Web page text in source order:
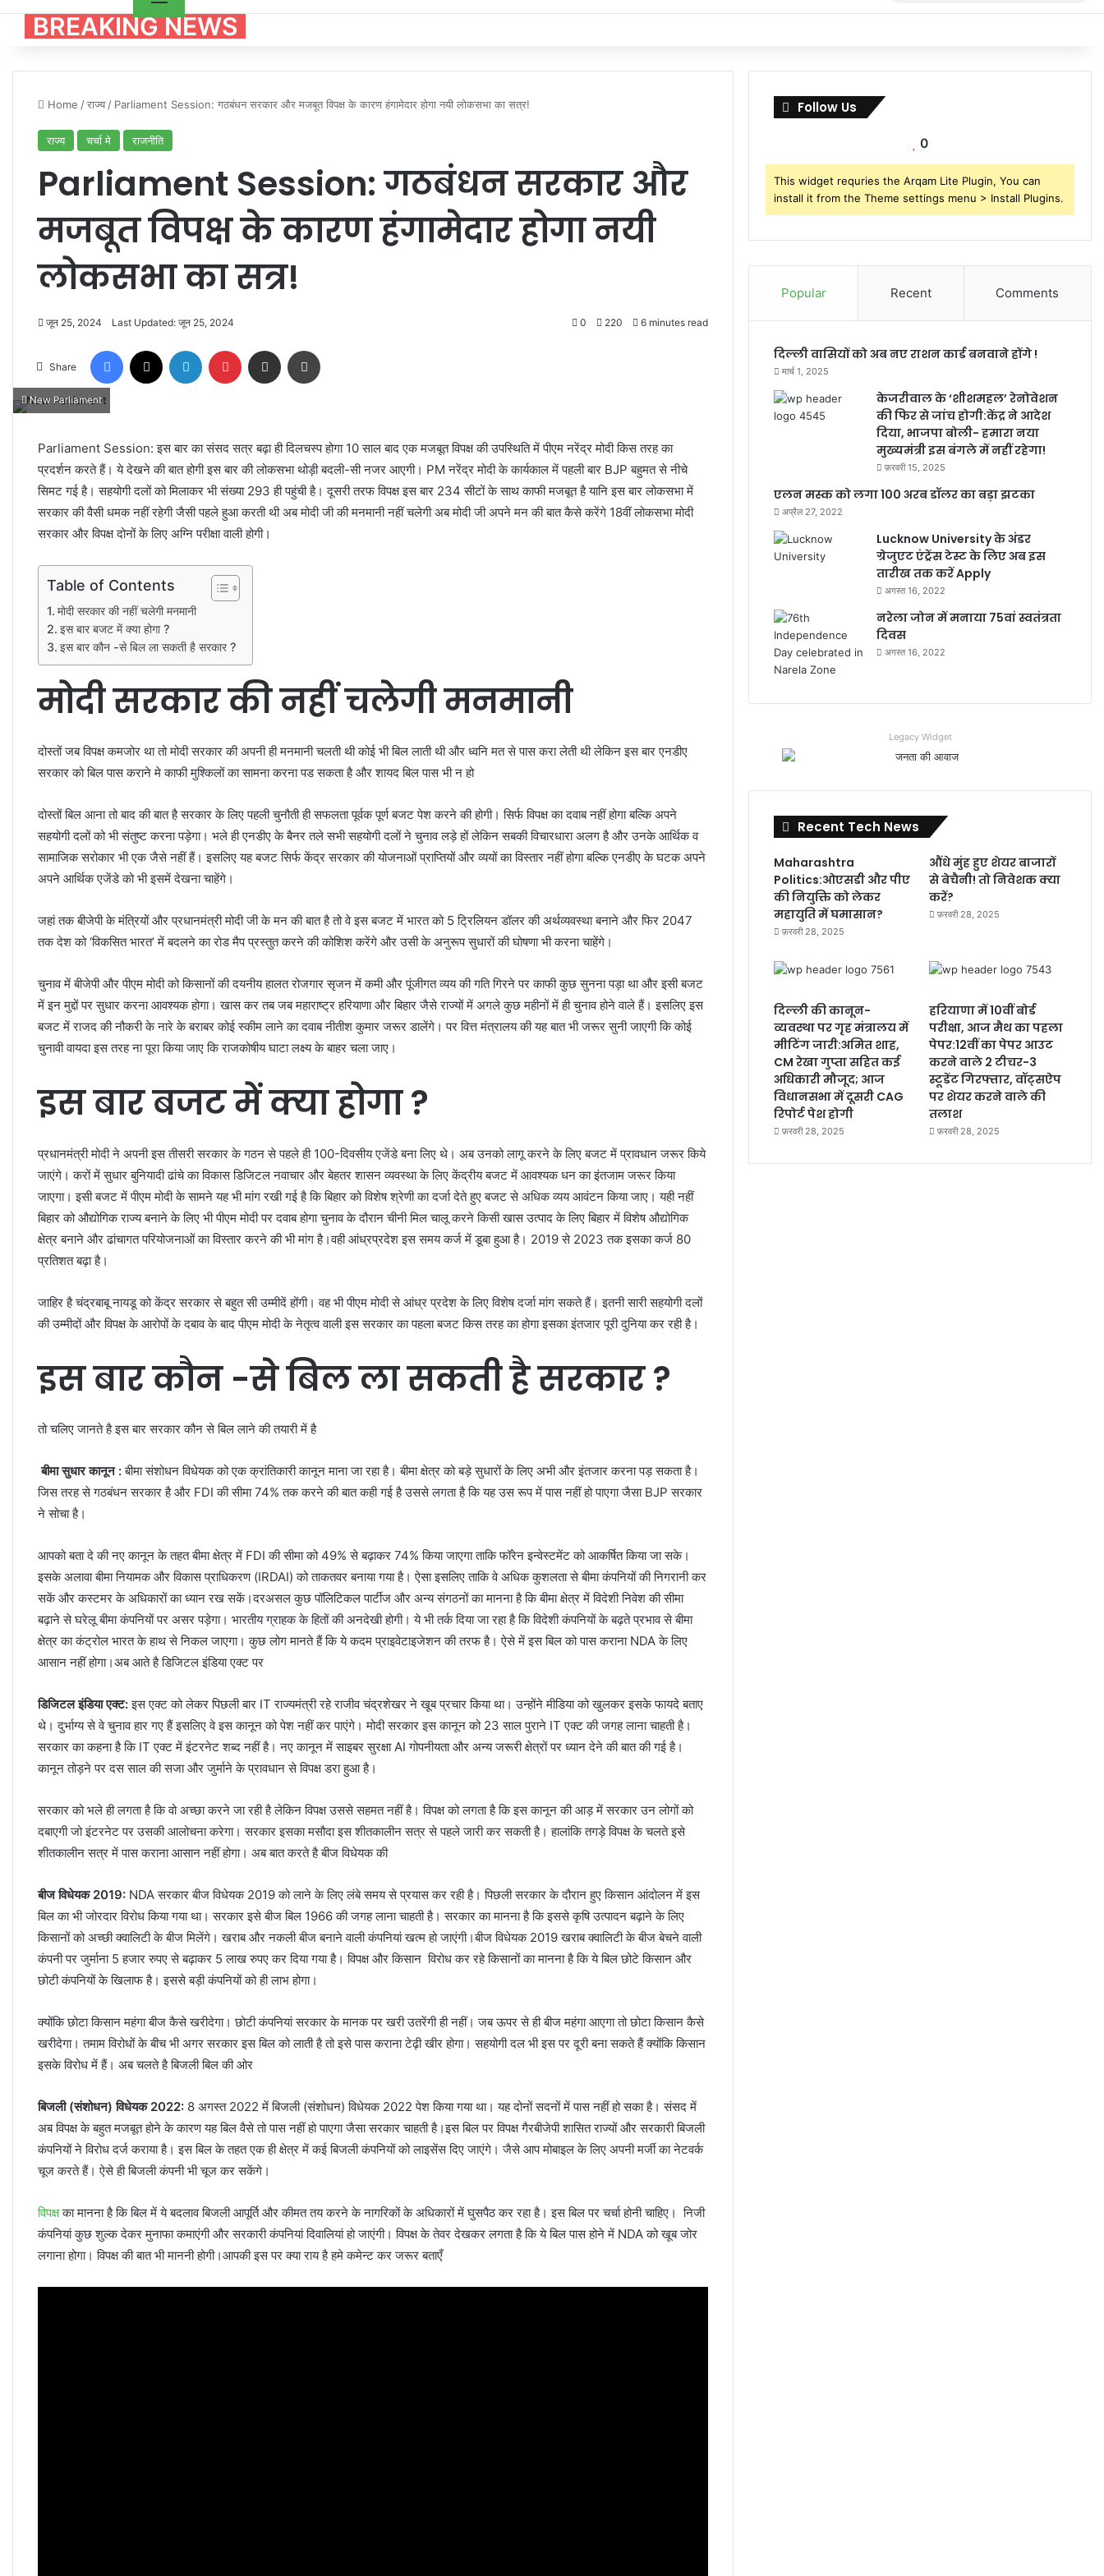
for
BREAKING NEWS
Home /राज्य / Parliament Session: गठबंधन सरकार और मजबूत विपक्ष के कारण हंगामेदार होगा नयी लोकसभा का सत्र!
राज्य चर्चा मे राजनीति
Parliament Session: गठबंधन सरकार और
मजबूत विपक्ष के कारण हंगामेदार होगा नयी
लोकसभा का सत्र!
जून 25, 2024 Last Updated: जून 25, 2024 0 220 6 minutes read
Share
Facebook LinkedIn Pinterest Share via Email
New Parliament
Parliament Session: इस बार का संसद सत्र बढ़ा ही दिलचस्प होगा 10 साल बाद एक मजबूत विपक्ष की उपस्थिति में पीएम नरेंद्र मोदी किस तरह का
प्रदर्शन करते हैं। ये देखने की बात होगी इस बार की लोकसभा थोड़ी बदली-सी नजर आएगी। PM नरेंद्र मोदी के कार्यकाल में पहली बार BJP बहुमत से नीचे
सिमट गई है। सहयोगी दलों को मिलाकर भी संख्या 293 ही पहुंची है। दूसरी तरफ विपक्ष इस बार 234 सीटों के साथ काफी मजबूत है यानि इस बार लोकसभा में
सरकार की वैसी धमक नहीं रहेगी जैसी पहले हुआ करती थी अब मोदी जी की मनमानी नहीं चलेगी अब मोदी जी अपने मन की बात कैसे करेंगे 18वीं लोकसभा मोदी
सरकार और विपक्ष दोनों के लिए अग्नि परीक्षा वाली होगी।
Table of Contents
मोदी सरकार की नहीं चलेगी मनमानी
इस बार बजट में क्या होगा ?
इस बार कौन -से बिल ला सकती है सरकार ?
मोदी सरकार की नहीं चलेगी मनमानी
दोस्तों जब विपक्ष कमजोर था तो मोदी सरकार की अपनी ही मनमानी चलती थी कोई भी बिल लाती थी और ध्वनि मत से पास करा लेती थी लेकिन इस बार एनडीए
सरकार को बिल पास कराने मे काफी मुश्किलों का सामना करना पड सकता है और शायद बिल पास भी न हो
दोस्तों बिल आना तो बाद की बात है सरकार के लिए पहली चुनौती ही सफलता पूर्वक पूर्ण बजट पेश करने की होगी। सिर्फ विपक्ष का दवाब नहीं होगा बल्कि अपने
सहयोगी दलों को भी संतुष्ट करना पड़ेगा। भले ही एनडीए के बैनर तले सभी सहयोगी दलों ने चुनाव लड़े हों लेकिन सबकी विचारधारा अलग है और उनके आर्थिक व
सामाजिक सरोकार भी एक जैसे नहीं हैं। इसलिए यह बजट सिर्फ केंद्र सरकार की योजनाओं प्राप्तियों और व्ययों का विस्तार नहीं होगा बल्कि एनडीए के घटक अपने
अपने आर्थिक एजेंडे को भी इसमें देखना चाहेंगे।
जहां तक बीजेपी के मंत्रियों और प्रधानमंत्री मोदी जी के मन की बात है तो वे इस बजट में भारत को 5 ट्रिलियन डॉलर की अर्थव्यवस्था बनाने और फिर 2047
तक देश को ‘विकसित भारत’ में बदलने का रोड मैप प्रस्तुत करने की कोशिश करेंगे और उसी के अनुरूप सुधारों की घोषणा भी करना चाहेंगे।
चुनाव में बीजेपी और पीएम मोदी को किसानों की दयनीय हालत रोजगार सृजन में कमी और पूंजीगत व्यय की गति गिरने पर काफी कुछ सुनना पड़ा था और इसी बजट
में इन मुद्दों पर सुधार करना आवश्यक होगा। खास कर तब जब महाराष्ट्र हरियाणा और बिहार जैसे राज्यों में अगले कुछ महीनों में ही चुनाव होने वाले हैं। इसलिए इस
बजट में राजद की नौकरी के नारे के बराबर कोई स्कीम लाने का दवाब नीतीश कुमार जरूर डालेंगे। पर वित्त मंत्रालय की यह बात भी जरूर सुनी जाएगी कि कोई
चुनावी वायदा इस तरह ना पूरा किया जाए कि राजकोषीय घाटा लक्ष्य के बाहर चला जाए।
इस बार बजट में क्या होगा ?
प्रधानमंत्री मोदी ने अपनी इस तीसरी सरकार के गठन से पहले ही 100-दिवसीय एजेंडे बना लिए थे। अब उनको लागू करने के लिए बजट में प्रावधान जरूर किये
जाएंगे। करों में सुधार बुनियादी ढांचे का विकास डिजिटल नवाचार और बेहतर शासन व्यवस्था के लिए केंद्रीय बजट में आवश्यक धन का इंतजाम जरूर किया
जाएगा। इसी बजट में पीएम मोदी के सामने यह भी मांग रखी गई है कि बिहार को विशेष श्रेणी का दर्जा देते हुए बजट से अधिक व्यय आवंटन किया जाए। यही नहीं
बिहार को औद्योगिक राज्य बनाने के लिए भी पीएम मोदी पर दवाब होगा चुनाव के दौरान चीनी मिल चालू करने किसी खास उत्पाद के लिए बिहार में विशेष औद्योगिक
क्षेत्र बनाने और ढांचागत परियोजनाओं का विस्तार करने की भी मांग है।वही आंध्रप्रदेश इस समय कर्ज में डूबा हुआ है। 2019 से 2023 तक इसका कर्ज 80
प्रतिशत बढ़ा है।
जाहिर है चंद्रबाबू नायडू को केंद्र सरकार से बहुत सी उम्मीदें होंगी। वह भी पीएम मोदी से आंध्र प्रदेश के लिए विशेष दर्जा मांग सकते हैं। इतनी सारी सहयोगी दलों
की उम्मीदों और विपक्ष के आरोपों के दबाव के बाद पीएम मोदी के नेतृत्व वाली इस सरकार का पहला बजट किस तरह का होगा इसका इंतजार पूरी दुनिया कर रही है।
इस बार कौन -से बिल ला सकती है सरकार ?
तो चलिए जानते है इस बार सरकार कौन से बिल लाने की तयारी में है
बीमा सुधार कानून :बीमा संशोधन विधेयक को एक क्रांतिकारी कानून माना जा रहा है। बीमा क्षेत्र को बड़े सुधारों के लिए अभी और इंतजार करना पड़ सकता है।
जिस तरह से गठबंधन सरकार है और FDI की सीमा 74% तक करने की बात कही गई है उससे लगता है कि यह उस रूप में पास नहीं हो पाएगा जैसा BJP सरकार
ने सोचा है।
आपको बता दे की नए कानून के तहत बीमा क्षेत्र में FDI की सीमा को 49% से बढ़ाकर 74% किया जाएगा ताकि फॉरेन इन्वेस्टमेंट को आकर्षित किया जा सके।
इसके अलावा बीमा नियामक और विकास प्राधिकरण (IRDAI) को ताकतवर बनाया गया है। ऐसा इसलिए ताकि वे अधिक कुशलता से बीमा कंपनियों की निगरानी कर
सकें और कस्टमर के अधिकारों का ध्यान रख सकें।दरअसल कुछ पॉलिटिकल पार्टीज और अन्य संगठनों का मानना है कि बीमा क्षेत्र में विदेशी निवेश की सीमा
बढ़ाने से घरेलू बीमा कंपनियों पर असर पड़ेगा। भारतीय ग्राहक के हितों की अनदेखी होगी। ये भी तर्क दिया जा रहा है कि विदेशी कंपनियों के बढ़ते प्रभाव से बीमा
क्षेत्र का कंट्रोल भारत के हाथ से निकल जाएगा। कुछ लोग मानते हैं कि ये कदम प्राइवेटाइजेशन की तरफ है। ऐसे में इस बिल को पास कराना NDA के लिए
आसान नहीं होगा।अब आते है डिजिटल इंडिया एक्ट पर
डिजिटल इंडिया एक्ट:इस एक्ट को लेकर पिछली बार IT राज्यमंत्री रहे राजीव चंद्रशेखर ने खूब प्रचार किया था। उन्होंने मीडिया को खुलकर इसके फायदे बताए
थे। दुर्भाग्य से वे चुनाव हार गए हैं इसलिए वे इस कानून को पेश नहीं कर पाएंगे। मोदी सरकार इस कानून को 23 साल पुराने IT एक्ट की जगह लाना चाहती है।
सरकार का कहना है कि IT एक्ट में इंटरनेट शब्द नहीं है। नए कानून में साइबर सुरक्षा AI गोपनीयता और अन्य जरूरी क्षेत्रों पर ध्यान देने की बात की गई है।
कानून तोड़ने पर दस साल की सजा और जुर्माने के प्रावधान से विपक्ष डरा हुआ है।
सरकार को भले ही लगता है कि वो अच्छा करने जा रही है लेकिन विपक्ष उससे सहमत नहीं है। विपक्ष को लगता है कि इस कानून की आड़ में सरकार उन लोगों को
दबाएगी जो इंटरनेट पर उसकी आलोचना करेगा। सरकार इसका मसौदा इस शीतकालीन सत्र से पहले जारी कर सकती है। हालांकि तगड़े विपक्ष के चलते इसे
शीतकालीन सत्र में पास कराना आसान नहीं होगा। अब बात करते है बीज विधेयक की
बीज विधेयक 2019: NDA सरकार बीज विधेयक 2019 को लाने के लिए लंबे समय से प्रयास कर रही है। पिछली सरकार के दौरान हुए किसान आंदोलन में इस
बिल का भी जोरदार विरोध किया गया था। सरकार इसे बीज बिल 1966 की जगह लाना चाहती है। सरकार का मानना है कि इससे कृषि उत्पादन बढ़ाने के लिए
किसानों को अच्छी क्वालिटी के बीज मिलेंगे। खराब और नकली बीज बनाने वाली कंपनियां खत्म हो जाएंगी।बीज विधेयक 2019 खराब क्वालिटी के बीज बेचने वाली
कंपनी पर जुर्माना 5 हजार रुपए से बढ़ाकर 5 लाख रुपए कर दिया गया है। विपक्ष और किसान विरोध कर रहे किसानों का मानना है कि ये बिल छोटे किसान और
छोटी कंपनियों के खिलाफ है। इससे बड़ी कंपनियों को ही लाभ होगा।
क्योंकि छोटा किसान महंगा बीज कैसे खरीदेगा। छोटी कंपनियां सरकार के मानक पर खरी उतरेंगी ही नहीं। जब ऊपर से ही बीज महंगा आएगा तो छोटा किसान कैसे
खरीदेगा। तमाम विरोधों के बीच भी अगर सरकार इस बिल को लाती है तो इसे पास कराना टेढ़ी खीर होगा। सहयोगी दल भी इस पर दूरी बना सकते हैं क्योंकि किसान
इसके विरोध में हैं। अब चलते है बिजली बिल की ओर
बिजली (संशोधन) विधेयक 2022: 8 अगस्त 2022 में बिजली (संशोधन) विधेयक 2022 पेश किया गया था। यह दोनों सदनों में पास नहीं हो सका है। संसद में
अब विपक्ष के बहुत मजबूत होने के कारण यह बिल वैसे तो पास नहीं हो पाएगा जैसा सरकार चाहती है।इस बिल पर विपक्ष गैरबीजेपी शासित राज्यों और सरकारी बिजली
कंपनियों ने विरोध दर्ज कराया है। इस बिल के तहत एक ही क्षेत्र में कई बिजली कंपनियों को लाइसेंस दिए जाएंगे। जैसे आप मोबाइल के लिए अपनी मर्जी का नेटवर्क
चूज करते हैं। ऐसे ही बिजली कंपनी भी चूज कर सकेंगे।
विपक्षका मानना है कि बिल में ये बदलाव बिजली आपूर्ति और कीमत तय करने के नागरिकों के अधिकारों में घुसपैठ कर रहा है। इस बिल पर चर्चा होनी चाहिए। निजी
कंपनियां कुछ शुल्क देकर मुनाफा कमाएंगी और सरकारी कंपनियां दिवालियां हो जाएंगी। विपक्ष के तेवर देखकर लगता है कि ये बिल पास होने में NDA को खूब जोर
लगाना होगा। विपक्ष की बात भी माननी होगी।आपकी इस पर क्या राय है हमे कमेन्ट कर जरूर बताएँ
Follow Us
0
This widget requries the Arqam Lite Plugin, You can
install it from the Theme settings menu > Install Plugins.
Popular Recent Comments
दिल्ली वासियों को अब नए राशन कार्ड बनवाने होंगे !
मार्च 1, 2025
केजरीवाल के ‘शीशमहल’ रेनोवेशन
की फिर से जांच होगी:केंद्र ने आदेश
दिया, भाजपा बोली- हमारा नया
मुख्यमंत्री इस बंगले में नहीं रहेगा!
फ़रवरी 15, 2025
एलन मस्क को लगा 100 अरब डॉलर का बड़ा झटका
अप्रैल 27, 2022
Lucknow University के अंडर
ग्रेजुएट एंट्रेंस टेस्ट के लिए अब इस
तारीख तक करें Apply
अगस्त 16, 2022
नरेला जोन में मनाया 75वां स्वतंत्रता
दिवस
अगस्त 16, 2022
Legacy Widget
Recent Tech News
Maharashtra
Politics:ओएसडी और पीए
की नियुक्ति को लेकर
महायुति में घमासान?
फ़रवरी 28, 2025
औंधे मुंह हुए शेयर बाजारों
से बेचैनी! तो निवेशक क्या
करें?
फ़रवरी 28, 2025
दिल्ली की कानून-
व्यवस्था पर गृह मंत्रालय में
मीटिंग जारी:अमित शाह,
CM रेखा गुप्ता सहित कई
अधिकारी मौजूद; आज
विधानसभा में दूसरी CAG
रिपोर्ट पेश होगी
फ़रवरी 28, 2025
हरियाणा में 10वीं बोर्ड
परीक्षा, आज मैथ का पहला
पेपर:12वीं का पेपर आउट
करने वाले 2 टीचर-3
स्टूडेंट गिरफ्तार, वॉट्सऐप
पर शेयर करने वाले की
तलाश
फ़रवरी 28, 2025